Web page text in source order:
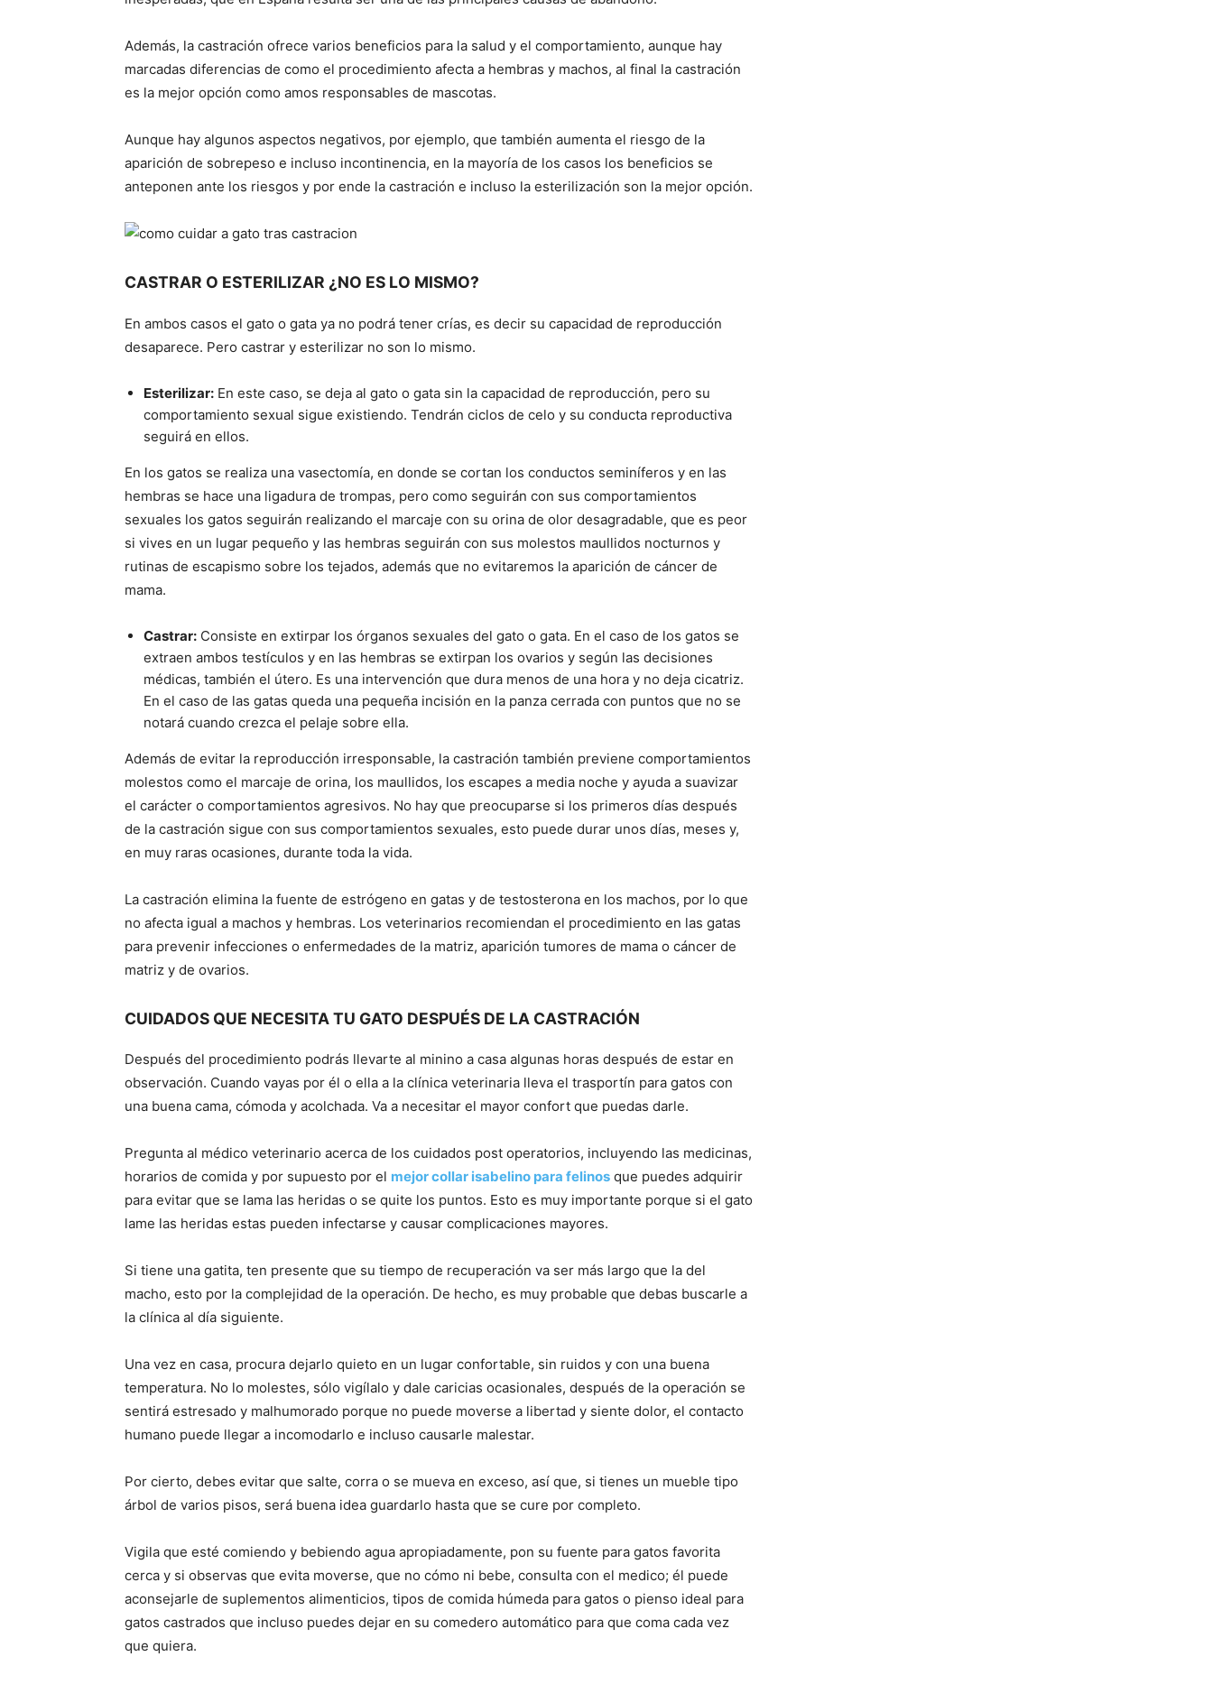
Fotos
–
Gatos
Además, la castración ofrece varios beneficios para la salud y el comportamiento, aunque hay
marcadas diferencias de como el procedimiento afecta a hembras y machos, al final la castración
es la mejor opción como amos responsables de mascotas.
Aunque hay algunos aspectos negativos, por ejemplo, que también aumenta el riesgo de la
aparición de sobrepeso e incluso incontinencia, en la mayoría de los casos los beneficios se
anteponen ante los riesgos y por ende la castración e incluso la esterilización son la mejor opción.
CASTRAR O ESTERILIZAR ¿NO ES LO MISMO?
En ambos casos el gato o gata ya no podrá tener crías, es decir su capacidad de reproducción
desaparece. Pero castrar y esterilizar no son lo mismo.
Esterilizar: En este caso, se deja al gato o gata sin la capacidad de reproducción, pero su
comportamiento sexual sigue existiendo. Tendrán ciclos de celo y su conducta reproductiva
seguirá en ellos.
En los gatos se realiza una vasectomía, en donde se cortan los conductos seminíferos y en las
hembras se hace una ligadura de trompas, pero como seguirán con sus comportamientos
sexuales los gatos seguirán realizando el marcaje con su orina de olor desagradable, que es peor
si vives en un lugar pequeño y las hembras seguirán con sus molestos maullidos nocturnos y
rutinas de escapismo sobre los tejados, además que no evitaremos la aparición de cáncer de
mama.
Castrar: Consiste en extirpar los órganos sexuales del gato o gata. En el caso de los gatos se
extraen ambos testículos y en las hembras se extirpan los ovarios y según las decisiones
médicas, también el útero. Es una intervención que dura menos de una hora y no deja cicatriz.
En el caso de las gatas queda una pequeña incisión en la panza cerrada con puntos que no se
notará cuando crezca el pelaje sobre ella.
Además de evitar la reproducción irresponsable, la castración también previene comportamientos
molestos como el marcaje de orina, los maullidos, los escapes a media noche y ayuda a suavizar
el carácter o comportamientos agresivos. No hay que preocuparse si los primeros días después
de la castración sigue con sus comportamientos sexuales, esto puede durar unos días, meses y,
en muy raras ocasiones, durante toda la vida.
La castración elimina la fuente de estrógeno en gatas y de testosterona en los machos, por lo que
no afecta igual a machos y hembras. Los veterinarios recomiendan el procedimiento en las gatas
para prevenir infecciones o enfermedades de la matriz, aparición tumores de mama o cáncer de
matriz y de ovarios.
CUIDADOS QUE NECESITA TU GATO DESPUÉS DE LA CASTRACIÓN
Después del procedimiento podrás llevarte al minino a casa algunas horas después de estar en
observación. Cuando vayas por él o ella a la clínica veterinaria lleva el trasportín para gatos con
una buena cama, cómoda y acolchada. Va a necesitar el mayor confort que puedas darle.
Pregunta al médico veterinario acerca de los cuidados post operatorios, incluyendo las medicinas,
horarios de comida y por supuesto por el mejor collar isabelino para felinos que puedes adquirir
para evitar que se lama las heridas o se quite los puntos. Esto es muy importante porque si el gato
lame las heridas estas pueden infectarse y causar complicaciones mayores.
Si tiene una gatita, ten presente que su tiempo de recuperación va ser más largo que la del
macho, esto por la complejidad de la operación. De hecho, es muy probable que debas buscarle a
la clínica al día siguiente.
Una vez en casa, procura dejarlo quieto en un lugar confortable, sin ruidos y con una buena
temperatura. No lo molestes, sólo vigílalo y dale caricias ocasionales, después de la operación se
sentirá estresado y malhumorado porque no puede moverse a libertad y siente dolor, el contacto
humano puede llegar a incomodarlo e incluso causarle malestar.
Por cierto, debes evitar que salte, corra o se mueva en exceso, así que, si tienes un mueble tipo
árbol de varios pisos, será buena idea guardarlo hasta que se cure por completo.
Vigila que esté comiendo y bebiendo agua apropiadamente, pon su fuente para gatos favorita
cerca y si observas que evita moverse, que no cómo ni bebe, consulta con el medico; él puede
aconsejarle de suplementos alimenticios, tipos de comida húmeda para gatos o pienso ideal para
gatos castrados que incluso puedes dejar en su comedero automático para que coma cada vez
que quiera.